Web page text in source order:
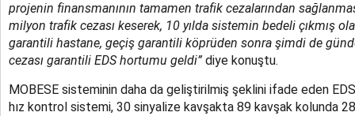
projenin finansmanının tamamen trafik cezalarından
milyon trafik cezası keserek, 10 yılda sistemin bedeli çıkmış
garantili hastane, geçiş garantili köprüden sonra şimdi de
cezası garantili EDS hortumu geldi” diye konuştu.
MOBESE sisteminin daha da geliştirilmiş şeklini ifade eden
hız kontrol sistemi, 30 sinyalize kavşakta 89 kavşak kolunda